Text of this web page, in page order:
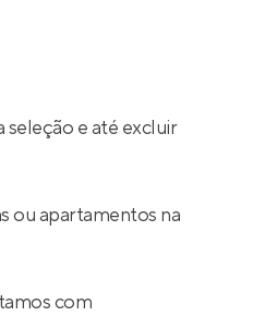
seleção e até excluir
ou apartamentos na
com